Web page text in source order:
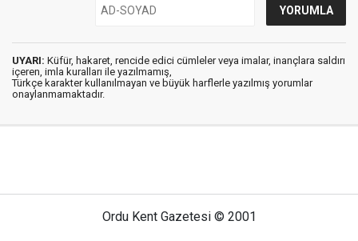
UYARI: Küfür, hakaret, rencide edici cümleler veya imalar, inançlara saldırı
içeren, imla kuralları ile yazılmamış,
Türkçe karakter kullanılmayan ve büyük harflerle yazılmış yorumlar
onaylanmamaktadır.
Ordu Kent Gazetesi © 2001